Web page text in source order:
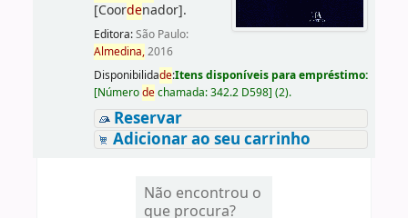
[Coordenador].
Editora:São Paulo:
Almedina,2016
Disponibilidade:Itens disponíveis para empréstimo:
[Númerodechamada:342.2 D598] (2).
Reservar
Adicionar ao seu carrinho
Não encontrou o
que procura?